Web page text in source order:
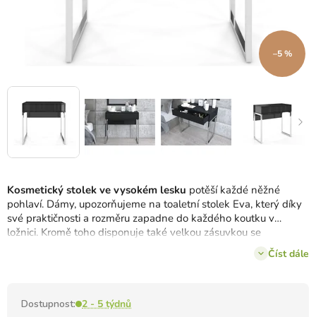
Kosmetický stolek ve vysokém lesku potěší každé něžné
pohlaví. Dámy, upozorňujeme na toaletní stolek Eva, který díky
své praktičnosti a rozměru zapadne do každého koutku v
ložnici. Kromě toho disponuje také velkou zásuvkou se
Číst dále
Dostupnost: 2 - 5 týdnů
–5 %